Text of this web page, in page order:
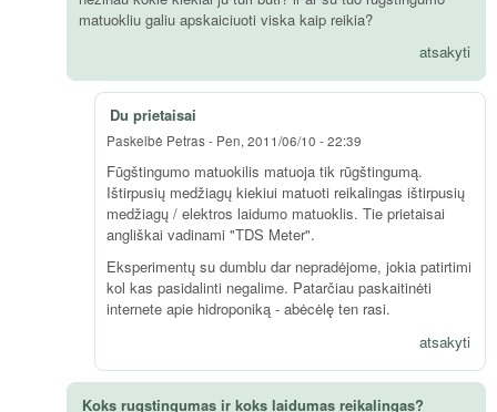
matuokliu galiu apskaiciuoti viska kaip reikia?
atsakyti
Du prietaisai
Paskelbė Petras- Pen, 2011/06/10 - 22:39
Fūgštingumo matuokilis matuoja tik rūgštingumą.
Ištirpusių medžiagų kiekiui matuoti reikalingas ištirpusių
medžiagų / elektros laidumo matuoklis. Tie prietaisai
angliškai vadinami "TDS Meter".
Eksperimentų su dumblu dar nepradėjome, jokia patirtimi
kol kas pasidalinti negalime. Patarčiau paskaitinėti
internete apie hidroponiką - abėcėlę ten rasi.
atsakyti
Koks rugstingumas ir koks laidumas reikalingas?